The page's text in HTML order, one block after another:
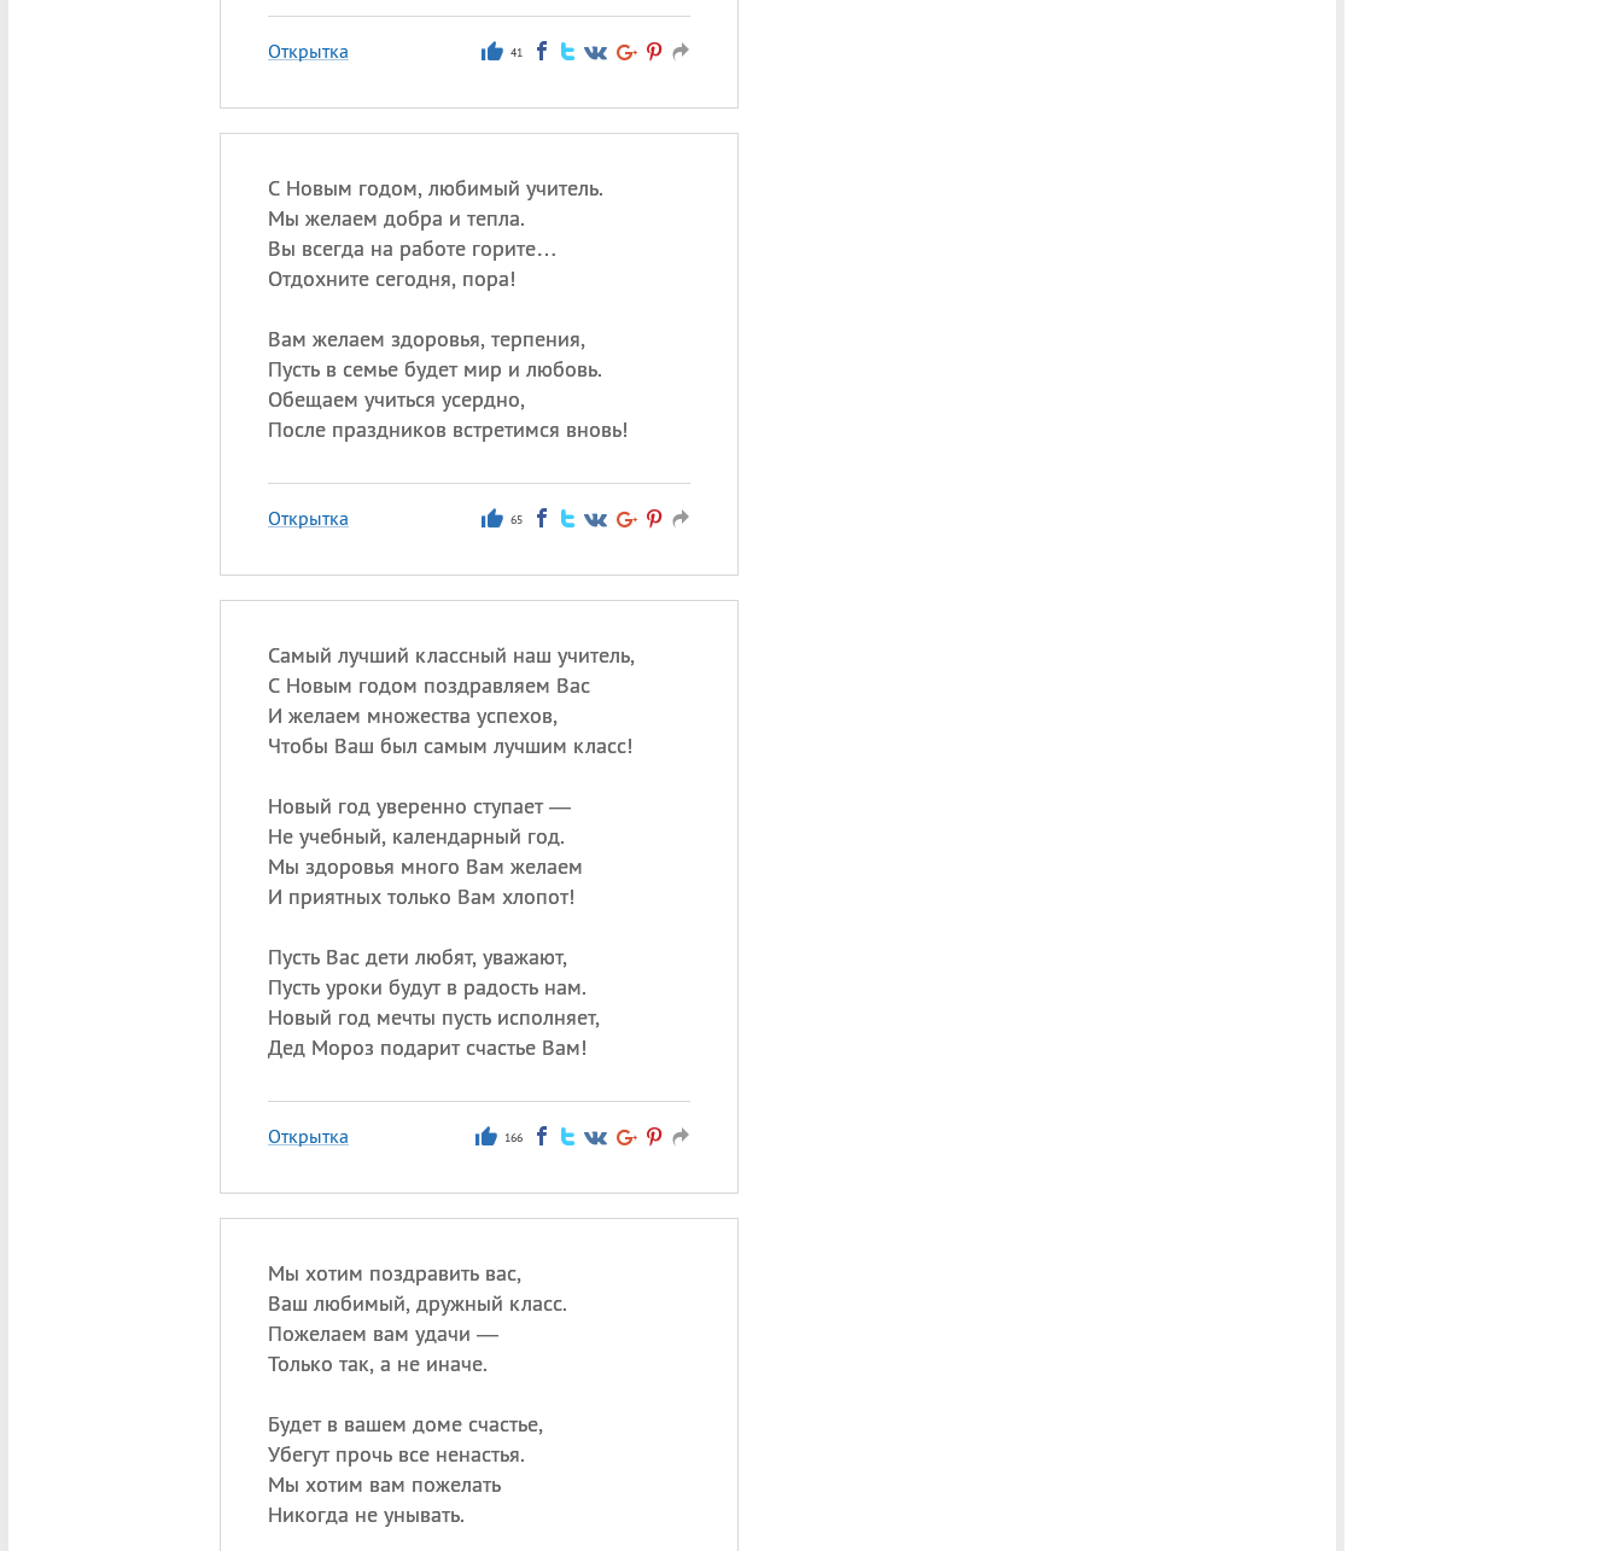
Открытка 41
С Новым годом, любимый учитель.
Мы желаем добра и тепла.
Вы всегда на работе горите…
Отдохните сегодня, пора!
Вам желаем здоровья, терпения,
Пусть в семье будет мир и любовь.
Обещаем учиться усердно,
После праздников встретимся вновь!
Открытка 65
Самый лучший классный наш учитель,
С Новым годом поздравляем Вас
И желаем множества успехов,
Чтобы Ваш был самым лучшим класс!
Новый год уверенно ступает —
Не учебный, календарный год.
Мы здоровья много Вам желаем
И приятных только Вам хлопот!
Пусть Вас дети любят, уважают,
Пусть уроки будут в радость нам.
Новый год мечты пусть исполняет,
Дед Мороз подарит счастье Вам!
Открытка 166
Мы хотим поздравить вас,
Ваш любимый, дружный класс.
Пожелаем вам удачи —
Только так, а не иначе.
Будет в вашем доме счастье,
Убегут прочь все ненастья.
Мы хотим вам пожелать
Никогда не унывать.